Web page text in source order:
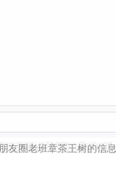
朋友圈老班章茶王树的信息